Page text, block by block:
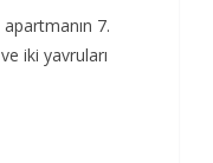
7.
iki yavruları